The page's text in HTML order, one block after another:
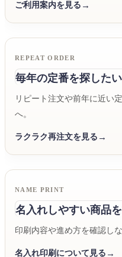
ご利用案内を見る
REPEAT ORDER
毎年の定番を探した
リピート注文や前年に近い
へ。
ラクラク再注文を見る
NAME PRINT
名入れしやすい商品
印刷内容や進め方を確認し
名入れ印刷について見る